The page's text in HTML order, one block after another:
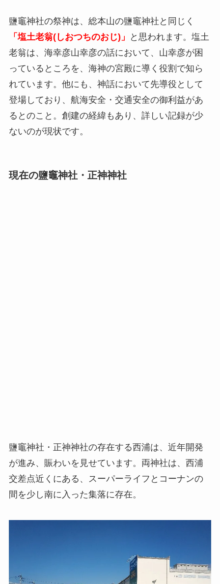
鹽竈神社の祭神は、総本山の鹽竈神社と同じく
「塩土老翁(しおつちのおじ)」
と思われます。塩土
老翁は、海幸彦山幸彦の話において、山幸彦が困
っているところを、海神の宮殿に導く役割で知ら
れています。他にも、神話において先導役として
登場しており、航海安全・交通安全の御利益があ
るとのこと。創建の経緯もあり、詳しい記録が少
ないのが現状です。
現在の鹽竈神社・正神神社
鹽竈神社・正神神社の存在する西浦は、近年開発
が進み、賑わいを見せています。両神社は、西浦
交差点近くにある、スーパーライフとコーナンの
間を少し南に入った集落に存在。